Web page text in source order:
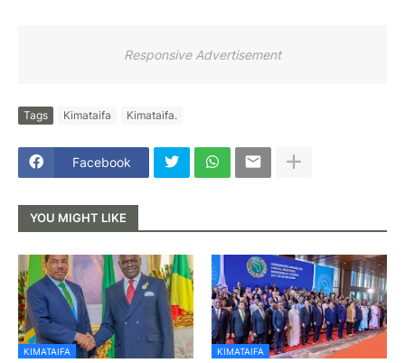
Responsive Advertisement
Tags Kimataifa Kimataifa.
Facebook
YOU MIGHT LIKE
KIMATAIFA KIMATAIFA